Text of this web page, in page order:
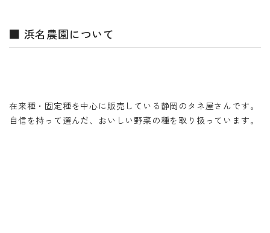
■ 浜名農園について
在来種・固定種を中心に販売している静岡のタネ屋さんです。
自信を持って選んだ、おいしい野菜の種を取り扱っています。